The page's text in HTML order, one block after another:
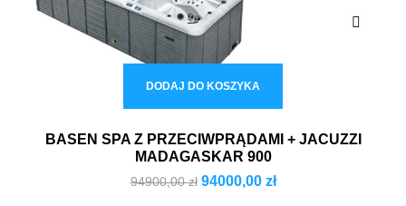
DODAJ DO KOSZYKA
BASEN SPA Z PRZECIWPRĄDAMI + JACUZZI
MADAGASKAR 900
94900,00zł 94000,00 zł